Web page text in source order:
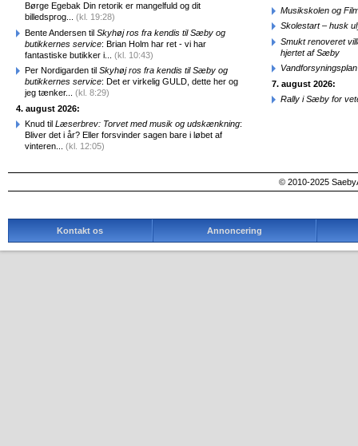
Børge Egebak Din retorik er mangelfuld og dit
billedsprog... (kl. 19:28)
Bente Andersen til Skyhøj ros fra kendis til Sæby og
butikkernes service: Brian Holm har ret - vi har
fantastiske butikker i... (kl. 10:43)
Per Nordigarden til Skyhøj ros fra kendis til Sæby og
butikkernes service: Det er virkelig GULD, dette her og
jeg tænker... (kl. 8:29)
4. august 2026:
Knud til Læserbrev: Torvet med musik og udskænkning:
Bliver det i år? Eller forsvinder sagen bare i løbet af
vinteren... (kl. 12:05)
Musikskolen og
Skolestart – husk
Smukt renoveret
hjertet af Sæby
7. august 2026:
Rally i Sæby for
© 2010-2025
Kontakt os Annoncering